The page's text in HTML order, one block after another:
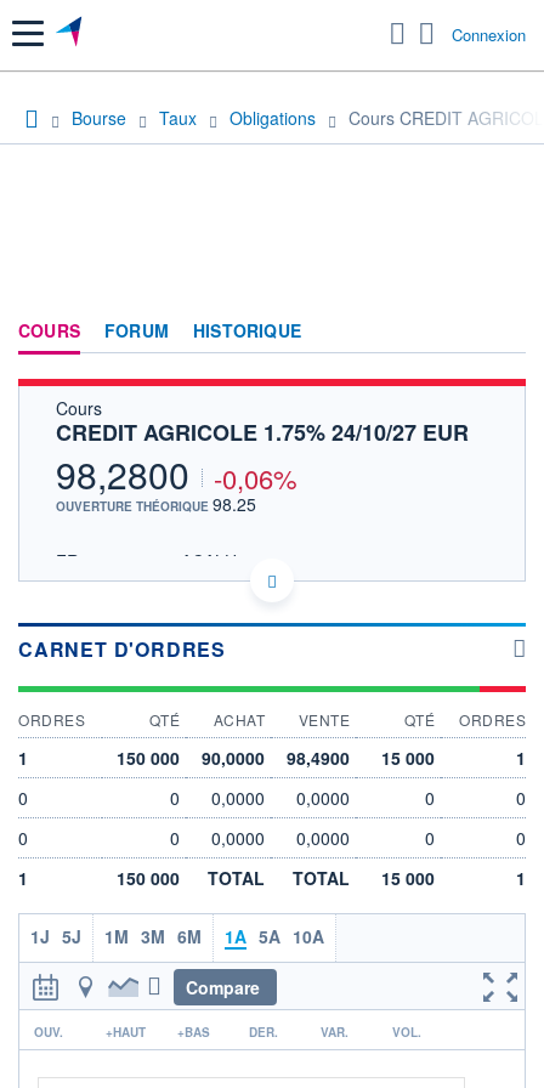
Menu Connexion
Bourse Taux Obligations Cours CREDIT
COURS FORUM HISTORIQUE
Cours
CREDIT AGRICOLE 1.75% 24/10/27 EUR
98,2800 -0,06%
OUVERTURE THÉORIQUE 98.25
FR0013279643 ACALU
EURONEXT PARIS DONNÉES TEMPS RÉEL
17/12 15/04
97
98
98,3300
CLÔTURE VEILLE
98,3400
98,3300 98,2800
VOLUME
15 000
DERNIER ÉCHANGE
BAISSE
96,3200
HAUSSE
100,2400
CARNET D'ORDRES
ORDRES QTÉ ACHAT VENTE QTÉ ORDRES
1 150 000 90,0000 98,4900 15 000
1
0
0 0,0000 0,0000 0
0
0
0 0,0000 0,0000 0
0
1
150 000 TOTAL TOTAL 15 000 1
1J 5J 1M 3M 6M 1A 5A 10A
Compare
r
OUV. +HAUT +BAS DER. VAR. VOL.